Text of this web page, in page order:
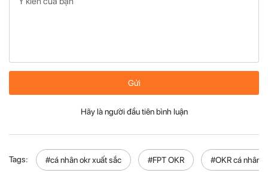
Gửi
Hãy là người đầu tiên bình luận
Tags: #cá nhân okr xuất sắc #FPT OKR #OKR cá nhân